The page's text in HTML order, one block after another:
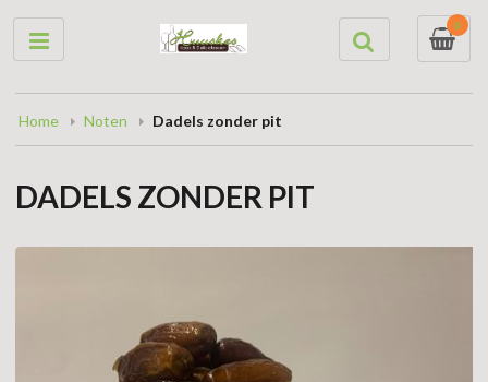
0
Home Noten Dadels zonder pit
DADELS ZONDER PIT